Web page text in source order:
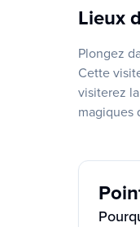
Lieux
Plongez
Cette
visiterez
magiques